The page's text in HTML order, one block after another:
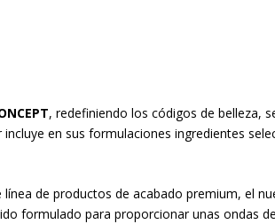
, redefiniendo los códigos de belleza,
incluye en sus formulaciones ingredientes
línea de productos de acabado premium, el
formulado para proporcionar unas ondas